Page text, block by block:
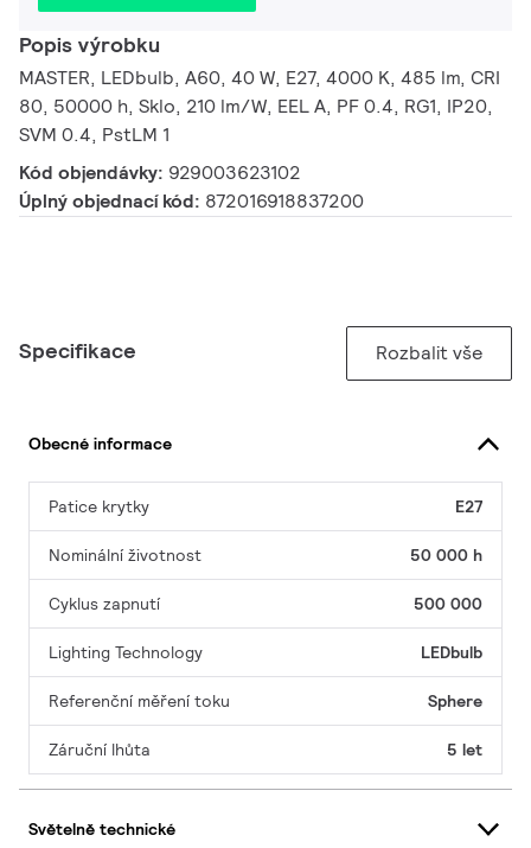
Popis výrobku
MASTER, LEDbulb, A60, 40 W, E27, 4000 K, 485 lm, CRI
80, 50000 h, Sklo, 210 lm/W, EEL A, PF 0.4, RG1, IP20,
SVM 0.4, PstLM 1
Kód objendávky: 929003623102
Úplný objednací kód: 872016918837200
Specifikace Rozbalit vše
Obecné informace
Patice krytky E27
Nominální životnost 50 000 h
Cyklus zapnutí 500 000
Lighting Technology LEDbulb
Referenční měření toku Sphere
Záruční lhůta 5 let
Světelně technické